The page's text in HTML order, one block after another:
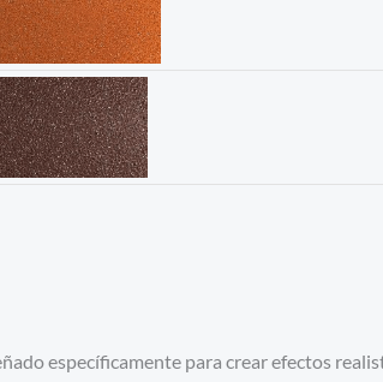
específicamente para crear efectos